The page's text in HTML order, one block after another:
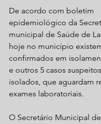
De acordo com boletim
epidemiológico da
municipal de Saúde de
hoje no município
confirmados em
e outros 5 casos
isolados, que aguardam
exames laboratoriais.
O Secretário Municipal